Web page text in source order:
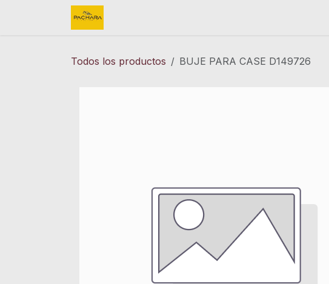
Todos los productos BUJE PARA CASE D149726